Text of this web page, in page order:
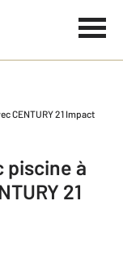
CENTURY 21 Impact
piscine à
21